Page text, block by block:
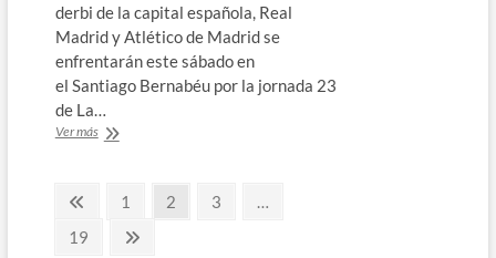
derbi de la capital española, Real
Madrid y Atlético de Madrid se
enfrentarán este sábado en
el Santiago Bernabéu por la jornada 23
de La…
Ver másPelea
Paginación
de
PáginaPágina
1 Página
2 Página
3
…
Página
19
Página